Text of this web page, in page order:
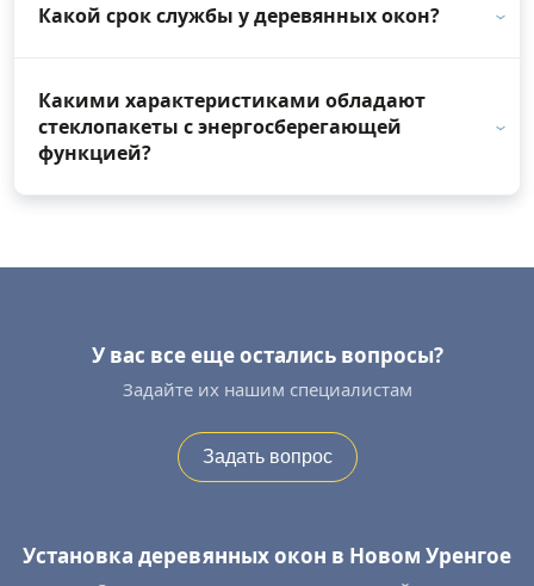
Какой срок службы у деревянных окон?
Какими характеристиками обладают
стеклопакеты с энергосберегающей
функцией?
У вас все еще остались вопросы?
Задайте их нашим специалистам
Задать вопрос
Установка деревянных окон в Новом Уренгое